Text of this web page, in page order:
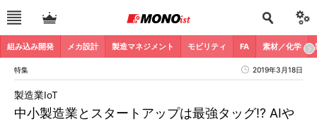
組み込み開発 メカ設計 製造マネジメント モビリティ FA 素材／化学
特集 2019年3月18日
中小製造業とスタートアップは最強タッグ!? AIや
製造業IoT